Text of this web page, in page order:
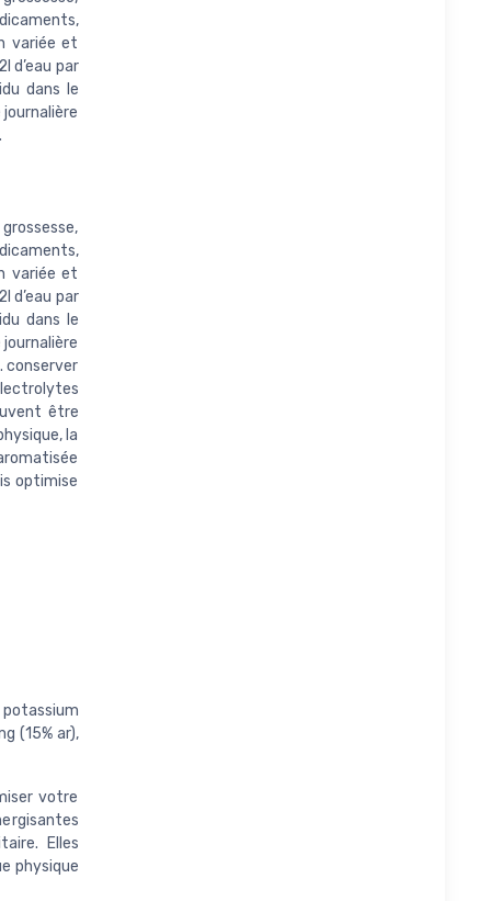
variée et
d’eau par
dans le
variée et
d’eau par
dans le
conserver
être
la
optimise
potassium
(15% ar),
votre
Elles
physique